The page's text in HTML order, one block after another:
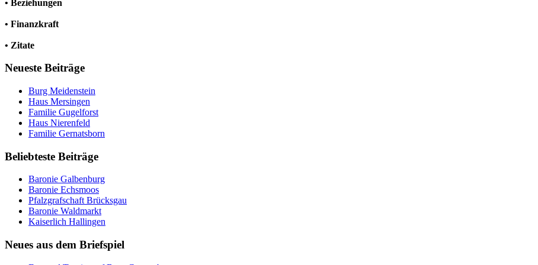
• Beziehungen
• Finanzkraft
• Zitate
Neueste Beiträge
Burg Meidenstein
Haus Mersingen
Familie Gugelforst
Haus Nierenfeld
Familie Gernatsborn
Beliebteste Beiträge
Baronie Galbenburg
Baronie Echsmoos
Pfalzgrafschaft Brücksgau
Baronie Waldmarkt
Kaiserlich Hallingen
Neues aus dem Briefspiel